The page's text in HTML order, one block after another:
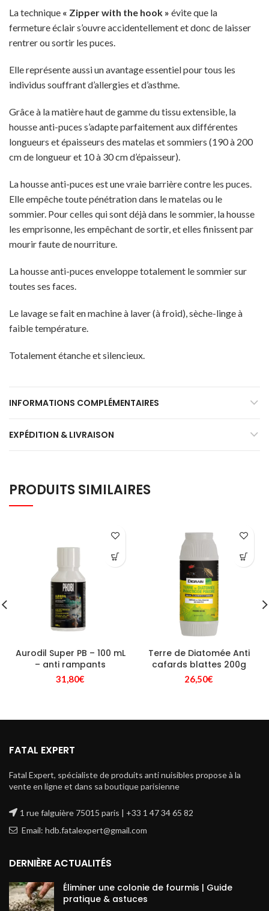
La technique « Zipper with the hook » évite que la
fermeture éclair s’ouvre accidentellement et donc de laisser
rentrer ou sortir les puces.
Elle représente aussi un avantage essentiel pour tous les
individus souffrant d’allergies et d’asthme.
Grâce à la matière haut de gamme du tissu extensible, la
housse anti-puces s’adapte parfaitement aux différentes
longueurs et épaisseurs des matelas et sommiers (190 à 200
cm de longueur et 10 à 30 cm d’épaisseur).
La housse anti-puces est une vraie barrière contre les puces.
Elle empêche toute pénétration dans le matelas ou le
sommier. Pour celles qui sont déjà dans le sommier, la housse
les emprisonne, les empêchant de sortir, et elles finissent par
mourir faute de nourriture.
La housse anti-puces enveloppe totalement le sommier sur
toutes ses faces.
Le lavage se fait en machine à laver (à froid), sèche-linge à
faible température.
Totalement étanche et silencieux.
INFORMATIONS COMPLÉMENTAIRES
EXPÉDITION & LIVRAISON
PRODUITS SIMILAIRES
Aurodil Super PB – 100 mL
– anti rampants
31,80€
Terre de Diatomée Anti
cafards blattes 200g
26,50€
FATAL EXPERT
Fatal Expert, spécialiste de produits anti nuisibles propose à la
vente en ligne et dans sa boutique parisienne
1 rue falguière 75015 paris | +33 1 47 34 65 82
Email: hdb.fatalexpert@gmail.com
DERNIÈRE ACTUALITÉS
Éliminer une colonie de fourmis | Guide
pratique & astuces